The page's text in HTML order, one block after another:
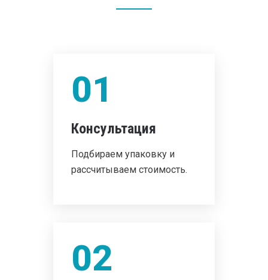
01
Консультация
Подбираем упаковку и
рассчитываем стоимость.
02